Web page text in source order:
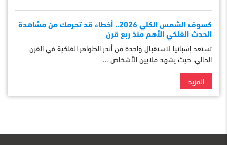
كسوف الشمس الكلي 2026.. أخطاء قد تحرمك من مشاهدة
الحدث الفلكي الأهم منذ ربع قرن
تستعد إسبانيا لاستقبال واحدة من أندر الظواهر الفلكية في القرن
الحالي، حيث يشهد ملايين الأشخاص …
المزيد